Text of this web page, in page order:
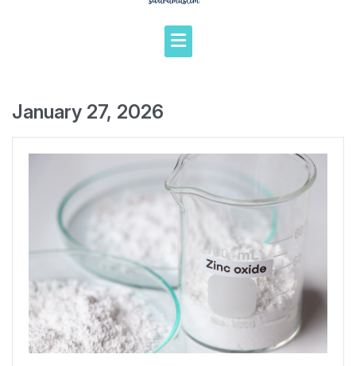
January 27, 2026